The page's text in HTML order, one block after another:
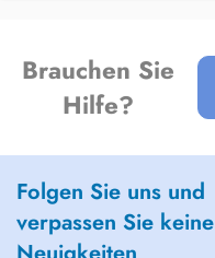
Brauchen Sie
Hilfe?
Folgen Sie uns und
verpassen Sie keine